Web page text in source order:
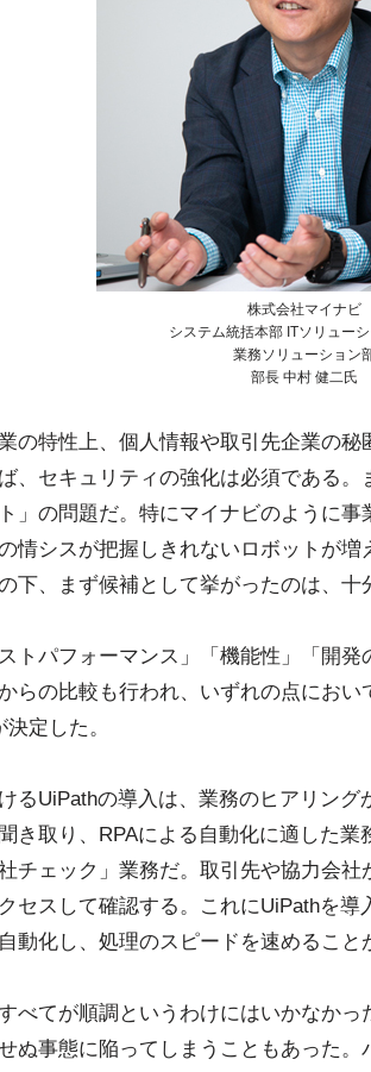
株式会社マイナビ
システム統括本部 ITソリュー
業務ソリューション
部長 中村 健二氏
の特性上、個人情報や取引先企業の
、セキュリティの強化は必須である
ト」の問題だ。特にマイナビのように
情シスが把握しきれないロボットが
下、まず候補として挙がったのは、十
トパフォーマンス」「機能性」「開
らの比較も行われ、いずれの点にお
定した。
るUiPathの導入は、業務のヒアリン
き取り、RPAによる自動化に適した
チェック」業務だ。取引先や協力会
セスして確認する。これにUiPathを
動化し、処理のスピードを速めること
べてが順調というわけにはいかなか
ぬ事態に陥ってしまうこともあった